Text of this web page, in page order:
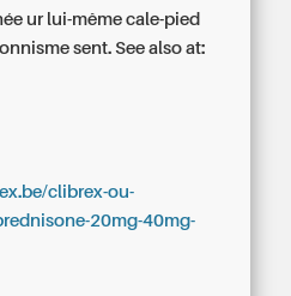
ur lui-même cale-pied
sent. See also at:
clibrex-ou-
20mg-40mg-